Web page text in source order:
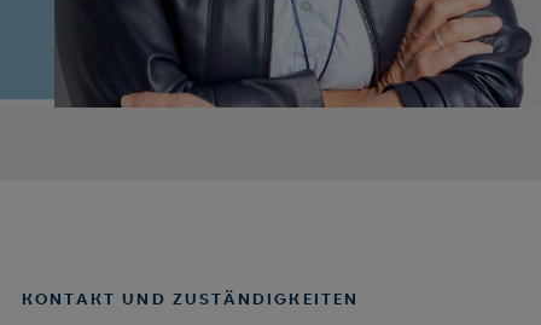
KONTAKT UND ZUSTÄNDIGKEITEN